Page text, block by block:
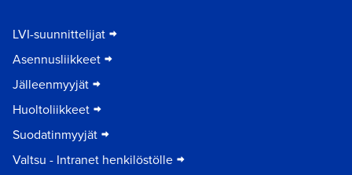
LVI-suunnittelijat
Asennusliikkeet
Jälleenmyyjät
Huoltoliikkeet
Suodatinmyyjät
Valtsu - Intranet henkilöstölle